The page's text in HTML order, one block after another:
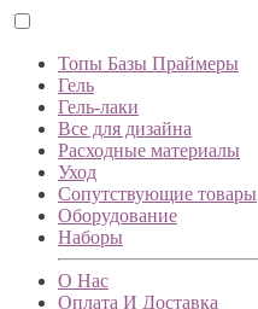
Топы Базы Праймеры
Гель
Гель-лаки
Все для дизайна
Расходные материалы
Уход
Сопутствующие товары
Оборудование
Наборы
О Нас
Оплата И Доставка